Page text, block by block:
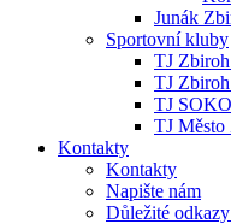
Junák
Sportovní kluby
TJ
TJ
TJ
TJ Město
Kontakty
Kontakty
Napište nám
Důležité